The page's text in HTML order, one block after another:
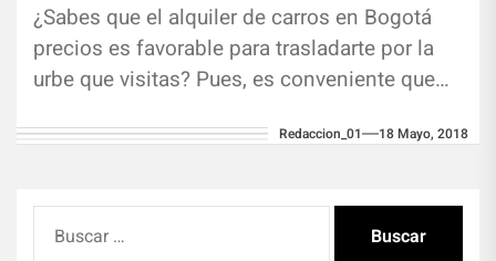
¿Sabes que el alquiler de carros en Bogotá
precios es favorable para trasladarte por la
urbe que visitas? Pues, es conveniente que
Redaccion_01 18 Mayo, 2018